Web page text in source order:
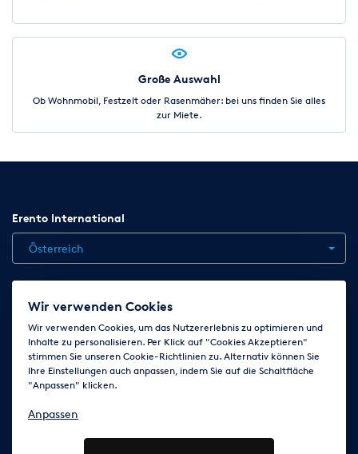
Große Auswahl
Ob Wohnmobil, Festzelt oder Rasenmäher: bei uns finden Sie alles
zur Miete.
Erento International
Österreich
Jobs Kontakt News
AGB
Impressum Cookie-Einstellungen ändern
Folge uns auf
Wir verwenden Cookies
Wir verwenden Cookies, um das Nutzererlebnis zu optimieren und
Inhalte zu personalisieren. Per Klick auf "Cookies Akzeptieren"
stimmen Sie unseren Cookie-Richtlinien zu. Alternativ können Sie
Ihre Einstellungen auch anpassen, indem Sie auf die Schaltfläche
"Anpassen" klicken.
Anpassen